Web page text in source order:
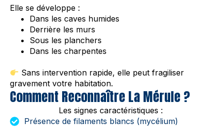
Elle se développe :
Dans les caves humides
Derrière les murs
Sous les planchers
Dans les charpentes
Sans intervention rapide, elle peut fragiliser
gravement votre habitation.
Comment Reconnaître La Mérule ?
Les signes caractéristiques :
Présence de filaments blancs (mycélium)